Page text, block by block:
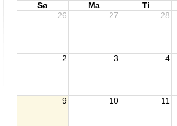
Sø Ma Ti
26
27 28
2 3 4
9 10 11